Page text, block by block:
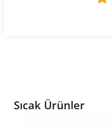
Sıcak Ürünler